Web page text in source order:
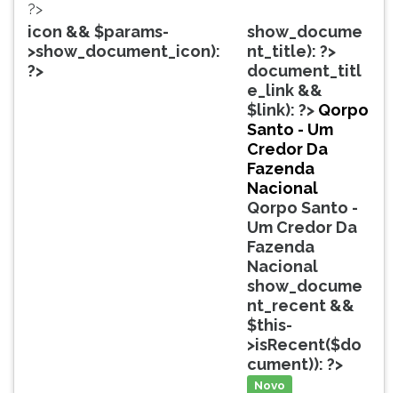
leitor
pausar
?>
icon && $params-
>show_document_icon):
?>
show_docume
nt_title): ?>
document_titl
e_link &&
$link): ?> Qorpo
Santo - Um
Credor Da
Fazenda
Nacional
Qorpo Santo -
Um Credor Da
Fazenda
Nacional
show_docume
nt_recent &&
$this-
>isRecent($do
cument)): ?>
Novo